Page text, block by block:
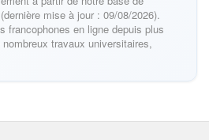
mise à jour : 09/08/2026).
francophones en ligne depuis plus
travaux universitaires,